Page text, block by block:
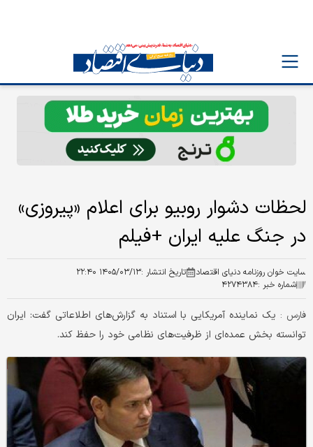
لحظات دشوار روبیو برای اعلام «پیروزی»
در جنگ علیه ایران +فیلم
سایت خوان روزنامه دنیای اقتصاد تاریخ انتشار :۱۴۰۵/۰۳/۱۳ ۲۲:۴۰
شماره خبر :۴۲۷۴۳۸۴
فارس : یک نماینده آمریکایی با استناد به گزارش‌های اطلاعاتی گفت: ایران
توانسته بخش عمده‌ای از ظرفیت‌های نظامی خود را حفظ کند.